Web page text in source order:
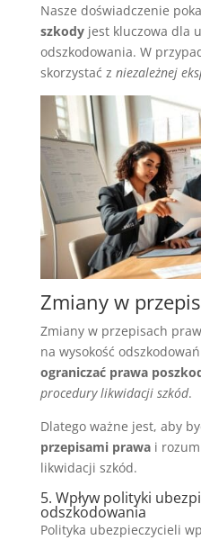
Nasze doświadczenie
szkodyjest kluczowa dla
odszkodowania. W
skorzystać z niezależnej
Zmiany w
Zmiany w przepisach
na wysokość
ograniczać prawa
procedury likwidacji szkód.
Dlatego ważne jest, aby
przepisami prawai
likwidacji szkód.
5. Wpływ polityki
odszkodowania
Polityka ubezpieczycieli